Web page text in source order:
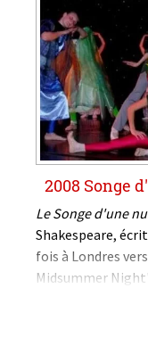
2008 Songe
Le Songe d'une
Shakespeare,
fois à Londres
Midsummer
genres (de la
comédie